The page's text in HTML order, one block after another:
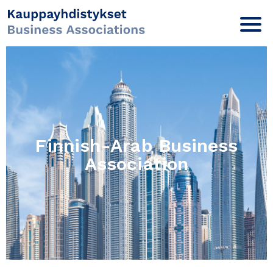
Finnish-Arab Business
Association